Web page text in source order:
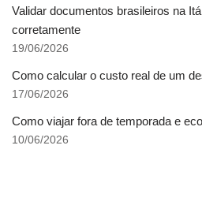
Validar documentos brasileiros na
corretamente
19/06/2026
Como calcular o custo real de um
17/06/2026
Como viajar fora de temporada e
10/06/2026